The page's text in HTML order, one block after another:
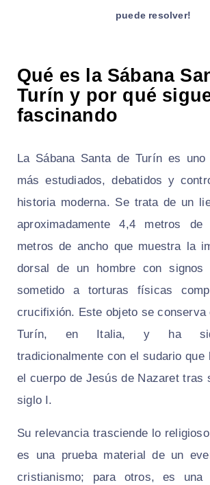
puede resolver!
Qué es la Sábana
Turín y por qué
fascinando
La Sábana Santa de Turín es
más estudiados, debatidos y
historia moderna. Se trata de un
aproximadamente 4,4 metros
metros de ancho que muestra la
dorsal de un hombre con signos
sometido a torturas físicas
crucifixión. Este objeto se conserva
Turín, en Italia, y ha
tradicionalmente con el sudario que
el cuerpo de Jesús de Nazaret tras
siglo I.
Su relevancia trasciende lo
es una prueba material de un
cristianismo; para otros, es una